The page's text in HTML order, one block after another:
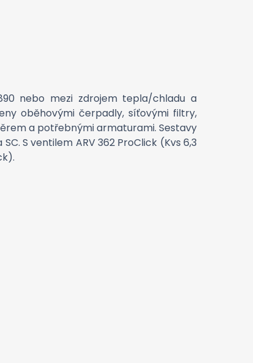
nebo mezi zdrojem tepla/chladu a
oběhovými čerpadly, síťovými filtry,
a potřebnými armaturami. Sestavy
S ventilem ARV 362 ProClick (Kvs 6,3